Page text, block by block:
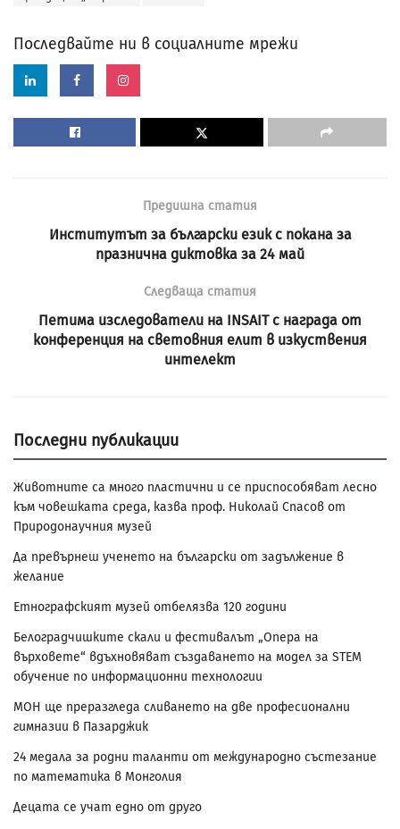
Последвайте ни в социалните мрежи
Предишна статия
Институтът за български език с покана за
празнична диктовка за 24 май
Следваща статия
Петима изследователи на INSAIT с награда от
конференция на световния елит в изкуствения
интелект
Последни публикации
Животните са много пластични и се приспособяват лесно
към човешката среда, казва проф. Николай Спасов от
Природонаучния музей
Да превърнеш ученето на български от задължение в
желание
Етнографският музей отбелязва 120 години
Белоградчишките скали и фестивалът „Опера на
върховете“ вдъхновяват създаването на модел за STEM
обучение по информационни технологии
МОН ще преразгледа сливането на две професионални
гимназии в Пазарджик
24 медала за родни таланти от международно състезание
по математика в Монголия
Децата се учат едно от друго